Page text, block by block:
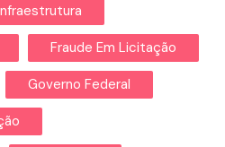
Fraude Em Licitação
Governo Federal